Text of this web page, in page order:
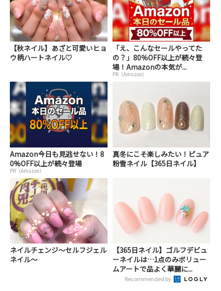
【秋ネイル】あざと可愛いヒョ
ウ柄ハートネイル♡
「え、こんなセールやってた
の？」80％OFF以上が続々登
場！Amazonの本気が...
PR（Amazon）
Amazon今日も見逃せない！8
0%OFF以上が続々登場
PR（Amazon）
真冬にこそ楽しみたい！ピュア
粉雪ネイル【365日ネイル】
ネイルチェンジ〜セルフジェル
ネイル～
【365日ネイル】ゴルフデビュ
ーネイルは…1点のみボリュー
ムアートで品よく華麗に...
Recommended by